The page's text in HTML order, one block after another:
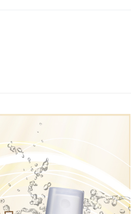
你分期」之契約關係目的，商店將以您的個人
址）提供予台灣大哥大進項蒐集、處理及利
分期帳單所需資料之確認、核對及更正。
閱以下連結：https://oppay.tw/userRule
先享後付 」之結帳頁面顯示為準，若有關於
消欲退款等相關疑問，請聯繫「AFTEE先享後
support/home
限公司提供之「AFTEE先享後付」服務完成之
圍內提供個人資料，並將交易相關給付款項請
有限公司。
，請瀏覽以下網址：
徵得法定代理人或監護人之同意方可使用
含以上)免運費
含以上)免運費
含以上)免運費